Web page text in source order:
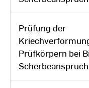
Prüfung der
Prüfkörpern bei